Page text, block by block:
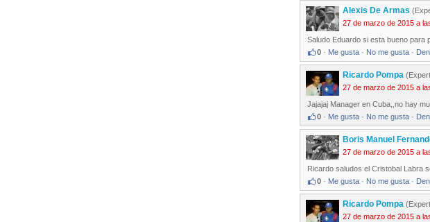
Alexis De Armas
27 de marzo de 2015 a
Saludo Eduardo si esta bueno para
0 · Me gusta · No me gusta ·
Ricardo Pompa
27 de marzo de 2015 a
Jajajaj Manager en Cuba,,no hay
0 · Me gusta · No me gusta ·
Boris Manuel
27 de marzo de 2015 a
Ricardo saludos el Cristobal Labra
0 · Me gusta · No me gusta ·
Ricardo Pompa
27 de marzo de 2015 a